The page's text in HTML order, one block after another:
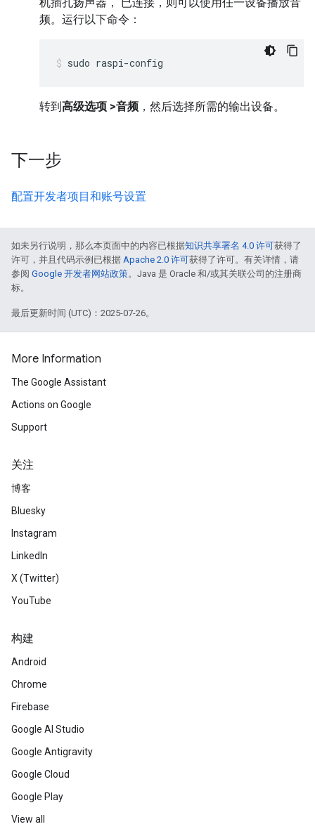
频。运行以下命令：
sudo raspi-config
转到高级选项 >音频 ，然后选择所需的输出设备。
下一步
配置开发者项目和账号设置
如未另行说明，那么本页面中的内容已根据知识共享署名 4.0 许可获得了
许可，并且代码示例已根据 Apache 2.0 许可获得了许可。有关详情，请
参阅 Google 开发者网站政策。Java 是 Oracle 和/或其关联公司的注册商
标。
最后更新时间 (UTC)：2025-07-26。
More Information
The Google Assistant
Actions on Google
Support
关注
博客
Bluesky
Instagram
LinkedIn
X (Twitter)
YouTube
构建
Android
Chrome
Firebase
Google AI Studio
Google Antigravity
Google Cloud
Google Play
View all